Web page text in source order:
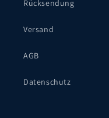
Rücksendung
Versand
AGB
Datenschutz